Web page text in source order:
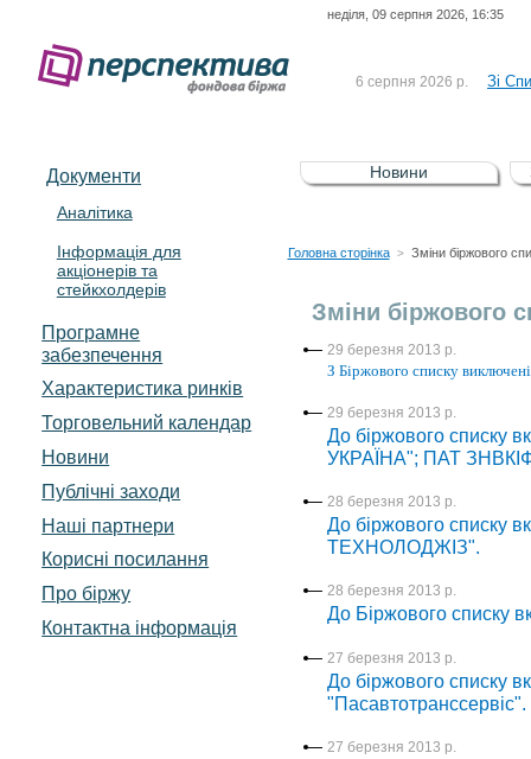
неділя, 09 серпня 2026, 16:35
6 серпня 2026 р. Зі
5 серпня 2026 р.
Зі
UA4000232607)
4 серпня 2026 р.
До
Документи
Аналітика
Інформація для
акціонерів та
стейкхолдерів
Програмне
забезпечення
Характеристика pинків
Торговельний календар
Новини
Публічні заходи
Наші партнери
Корисні посилання
Про біржу
Контактна інформація
Новини
Головна сторінка > Зміни біржового
Зміни біржового
29 березня 2013 р.
З Біржового списку
29 березня 2013 р.
До біржового списку
УКРАЇНА"; ПАТ
28 березня 2013 р.
До біржового списку
ТЕХНОЛОДЖІЗ".
28 березня 2013 р.
До Біржового списку
27 березня 2013 р.
До біржового списку
"Пасавтотранссервіс".
27 березня 2013 р.